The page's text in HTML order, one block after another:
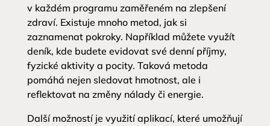
v každém programu zaměřeném na zlepšení
zdraví. Existuje mnoho metod, jak si
zaznamenat pokroky. Například můžete využít
deník, kde budete evidovat své denní příjmy,
fyzické aktivity a pocity. Taková metoda
pomáhá nejen sledovat hmotnost, ale i
reflektovat na změny nálady či energie.
Další možností je využití aplikací, které umožňují